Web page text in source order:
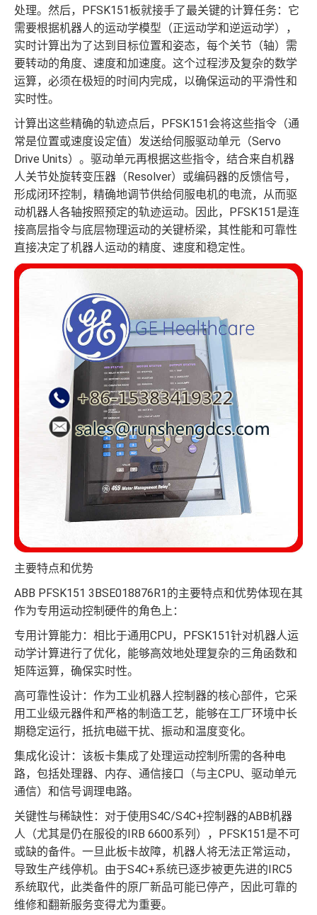
处理。然后，PFSK151板就接手了最关键的计算任务：它
需要根据机器人的运动学模型（正运动学和逆运动学），
实时计算出为了达到目标位置和姿态，每个关节（轴）需
要转动的角度、速度和加速度。这个过程涉及复杂的数学
运算，必须在极短的时间内完成，以确保运动的平滑性和
实时性。
计算出这些精确的轨迹点后，PFSK151会将这些指令（通
常是位置或速度设定值）发送给伺服驱动单元（Servo
Drive Units）。驱动单元再根据这些指令，结合来自机器
人关节处旋转变压器（Resolver）或编码器的反馈信号，
形成闭环控制，精确地调节供给伺服电机的电流，从而驱
动机器人各轴按照预定的轨迹运动。因此，PFSK151是连
接高层指令与底层物理运动的关键桥梁，其性能和可靠性
直接决定了机器人运动的精度、速度和稳定性。
主要特点和优势
ABB PFSK151 3BSE018876R1的主要特点和优势体现在其
作为专用运动控制硬件的角色上：
专用计算能力：相比于通用CPU，PFSK151针对机器人运
动学计算进行了优化，能够高效地处理复杂的三角函数和
矩阵运算，确保实时性。
高可靠性设计：作为工业机器人控制器的核心部件，它采
用工业级元器件和严格的制造工艺，能够在工厂环境中长
期稳定运行，抵抗电磁干扰、振动和温度变化。
集成化设计：该板卡集成了处理运动控制所需的各种电
路，包括处理器、内存、通信接口（与主CPU、驱动单元
通信）和信号调理电路。
关键性与稀缺性：对于使用S4C/S4C+控制器的ABB机器
人（尤其是仍在服役的IRB 6600系列），PFSK151是不可
或缺的备件。一旦此板卡故障，机器人将无法正常运动，
导致生产线停机。由于S4C+系统已逐步被更先进的IRC5
系统取代，此类备件的原厂新品可能已停产，因此可靠的
维修和翻新服务变得尤为重要。